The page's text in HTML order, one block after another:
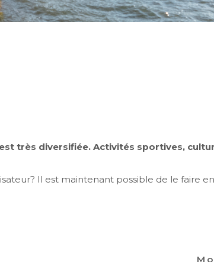
très diversifiée. Activités sportives,
Il est maintenant possible de le faire